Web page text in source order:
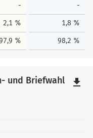
- -
2,1 % 1,8 %
% 98,2 %
und Briefwahl file_download